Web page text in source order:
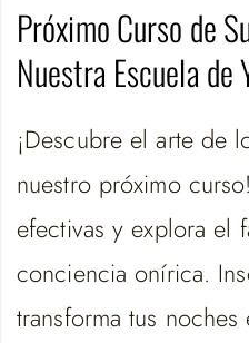
Próximo Curso de
Nuestra Escuela de
¡Descubre el arte de
nuestro próximo
efectivas y explora el
conciencia onírica.
transforma tus noches